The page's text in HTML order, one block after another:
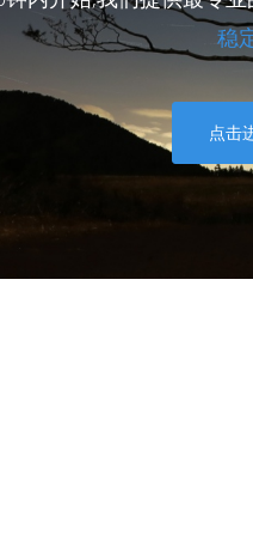
稳
点击